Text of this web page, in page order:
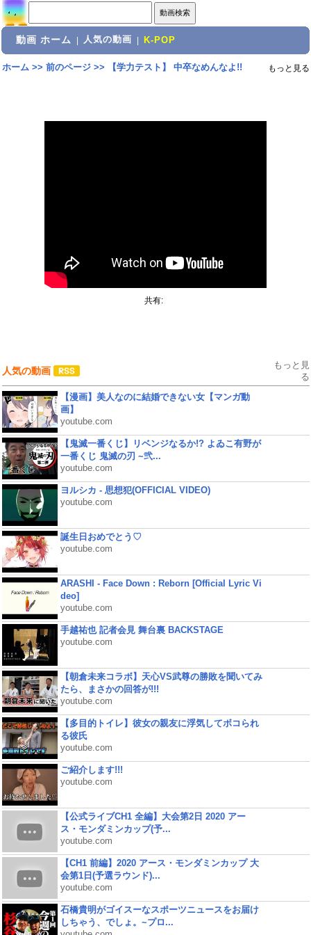
動画 ホーム 人気の動画 K-POP
ホーム>> 前のページ>> 【学力テスト】 中卒なめんなよ!! もっと見る
共有:
人気の動画
もっと見
る
【漫画】美人なのに結婚できない女【マンガ動
画】
youtube.com
【鬼滅一番くじ】リベンジなるか!? よゐこ有野が
一番くじ 鬼滅の刃 ~弐...
youtube.com
ヨルシカ - 思想犯(OFFICIAL VIDEO)
youtube.com
誕生日おめでとう♡
youtube.com
ARASHI - Face Down : Reborn [Official Lyric Vi
deo]
youtube.com
手越祐也 記者会見 舞台裏 BACKSTAGE
youtube.com
【朝倉未来コラボ】天心VS武尊の勝敗を聞いてみ
たら、まさかの回答が!!!
youtube.com
【多目的トイレ】彼女の親友に浮気してボコられ
る彼氏
youtube.com
ご紹介します!!!
youtube.com
【公式ライブCH1 全編】大会第2日 2020 アー
ス・モンダミンカップ(予...
youtube.com
【CH1 前編】2020 アース・モンダミンカップ 大
会第1日(予選ラウンド)...
youtube.com
石橋貴明がゴイスーなスポーツニュースをお届け
しちゃう、でしょ。~プロ...